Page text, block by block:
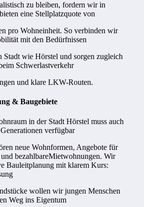
zu bleiben, fordern wir in
eine Stellplatzquote von
pro Wohneinheit. So verbinden wir
mit den Bedürfnissen
Stadt wie Hörstel und sorgen zugleich
Schwerlastverkehr
und klare LKW-Routen.
& Baugebiete
in der Stadt Hörstel muss auch
verfügbar
neue Wohnformen, Angebote für
bezahlbareMietwohnungen. Wir
Bauleitplanung mit klarem Kurs:
wollen wir jungen Menschen
Weg ins Eigentum